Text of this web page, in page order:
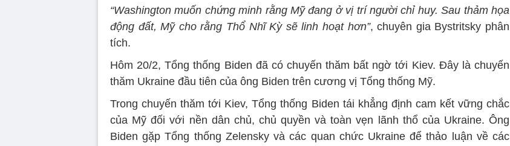
“Washington muốn chứng minh rằng Mỹ đang ở vị trí người chỉ huy. Sau thảm họa
động đất, Mỹ cho rằng Thổ Nhĩ Kỳ sẽ linh hoạt hơn”, chuyên gia Bystritsky phân
tích.
Hôm 20/2, Tổng thống Biden đã có chuyến thăm bất ngờ tới Kiev. Đây là chuyến
thăm Ukraine đầu tiên của ông Biden trên cương vị Tổng thống Mỹ.
Trong chuyến thăm tới Kiev, Tổng thống Biden tái khẳng định cam kết vững chắc
của Mỹ đối với nền dân chủ, chủ quyền và toàn vẹn lãnh thổ của Ukraine. Ông
Biden gặp Tổng thống Zelensky và các quan chức Ukraine để thảo luận về các